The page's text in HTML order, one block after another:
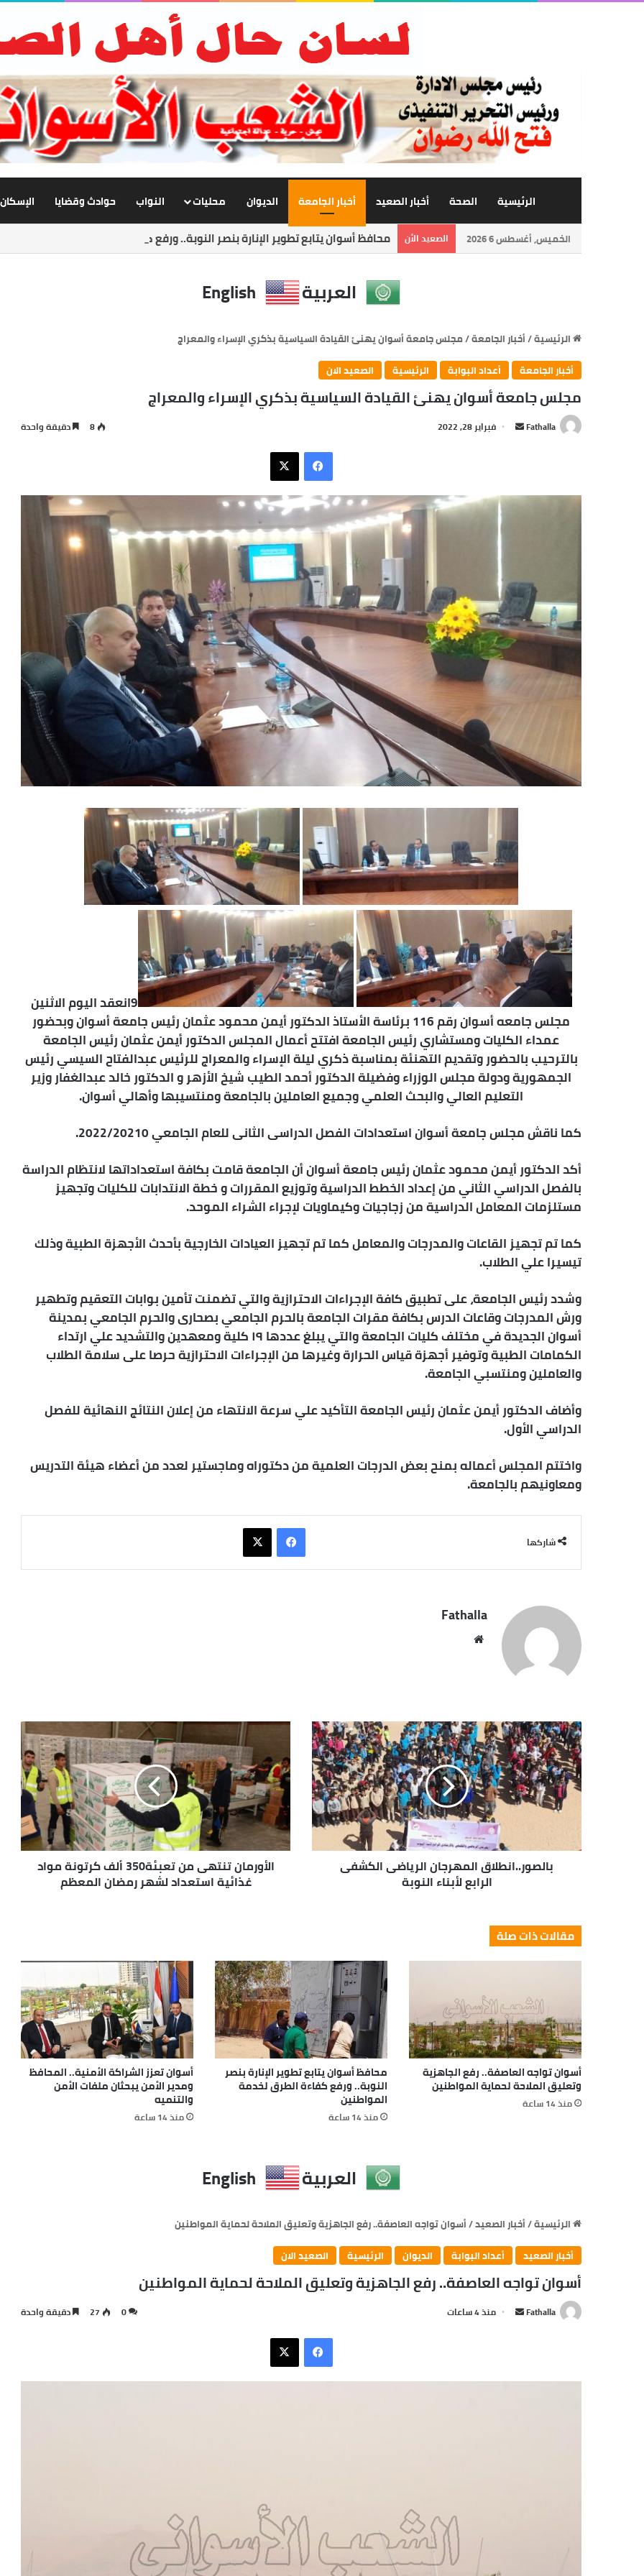
الرئيسية الصحة أخبار الصعيد أخبار الجامعة الديوان محليات النواب حوادث وقضايا الإسكان
الخميس, أغسطس 6 2026 الصعيد الأن محافظ أسوان يتابع تطوير الإنارة بنصر النوبة.. ورفع كفاءة الطرق لخدمة المواطنين
العربية English
الرئيسية/أخبار الجامعة/مجلس جامعة أسوان يهنئ القيادة السياسية بذكري الإسراء والمعراج
أخبار الجامعة
أعداد البوابة الرئيسية الصعيد الان
مجلس جامعة أسوان يهنئ القيادة السياسية بذكري الإسراء والمعراج
Fathalla
ب
إ
ل
ك
ت
و
فبراير 28, 2022 8 دقيقة واحدة
فيسبوك
9انعقد اليوم الاثنين
مجلس جامعه أسوان رقم 116 برئاسة الأستاذ الدكتور أيمن محمود عثمان رئيس جامعة أسوان وبحضور
عمداء الكليات ومستشاري رئيس الجامعة افتتح أعمال المجلس الدكتور أيمن عثمان رئيس الجامعة
بالترحيب بالحضور وتقديم التهنئة بمناسبة ذكري ليلة الإسراء والمعراج للرئيس عبدالفتاح السيسي رئيس
الجمهورية ودولة مجلس الوزراء وفضيلة الدكتور أحمد الطيب شيخ الأزهر و الدكتور خالد عبدالغفار وزير
التعليم العالي والبحث العلمي وجميع العاملين بالجامعة ومنتسيبها وأهالي أسوان.
كما ناقش مجلس جامعة أسوان استعدادات الفصل الدراسى الثانى للعام الجامعي 2022/20210.
أكد الدكتور أيمن محمود عثمان رئيس جامعة أسوان أن الجامعة قامت بكافة استعداداتها لانتظام الدراسة
بالفصل الدراسي الثاني من إعداد الخطط الدراسية وتوزيع المقررات و خطة الانتدابات للكليات وتجهيز
مستلزمات المعامل الدراسية من زجاجيات وكيماويات لإجراء الشراء الموحد.
كما تم تجهيز القاعات والمدرجات والمعامل كما تم تجهيز العيادات الخارجية بأحدث الأجهزة الطبية وذلك
تيسيرا علي الطلاب.
وشدد رئيس الجامعة، على تطبيق كافة الإجراءات الاحترازية والتي تضمنت تأمين بوابات التعقيم وتطهير
ورش المدرجات وقاعات الدرس بكافة مقرات الجامعة بالحرم الجامعي بصحارى والحرم الجامعي بمدينة
أسوان الجديدة في مختلف كليات الجامعة والتي يبلغ عددها ١٩ كلية ومعهدين والتشديد علي ارتداء
الكمامات الطبية وتوفير أجهزة قياس الحرارة وغيرها من الإجراءات الاحترازية حرصا على سلامة الطلاب
والعاملين ومنتسبي الجامعة.
وأضاف الدكتور أيمن عثمان رئيس الجامعة التأكيد علي سرعة الانتهاء من إعلان النتائج النهائية للفصل
الدراسي الأول.
واختتم المجلس أعماله بمنح بعض الدرجات العلمية من دكتوراه وماجستير لعدد من أعضاء هيئة التدريس
ومعاونيهم بالجامعة.
شاركها
فيسبوك
Fathalla
بالصور..انطلاق المهرجان الرياضى الكشفى
الرابع لأبناء النوبة
الأورمان تنتهى من تعبئة350 ألف كرتونة مواد
غذائية استعداد لشهر رمضان المعظم
مقالات ذات صلة
أسوان تواجه العاصفة.. رفع الجاهزية
وتعليق الملاحة لحماية المواطنين
منذ 14 ساعة
محافظ أسوان يتابع تطوير الإنارة بنصر
النوبة.. ورفع كفاءة الطرق لخدمة
المواطنين
منذ 14 ساعة
أسوان تعزز الشراكة الأمنية.. المحافظ
ومدير الأمن يبحثان ملفات الأمن
والتنميه
منذ 14 ساعة